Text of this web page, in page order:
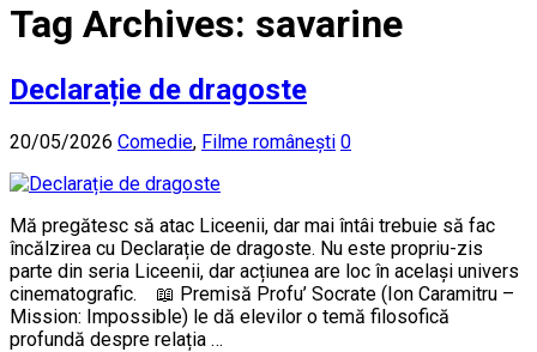
Tag Archives: savarine
Declarație de dragoste
20/05/2026 Comedie, Filme românești 0
Mă pregătesc să atac Liceenii, dar mai întâi trebuie să fac
încălzirea cu Declarație de dragoste. Nu este propriu-zis
parte din seria Liceenii, dar acțiunea are loc în același univers
cinematografic. 📖 Premisă Profu’ Socrate (Ion Caramitru –
Mission: Impossible) le dă elevilor o temă filosofică
profundă despre relația …